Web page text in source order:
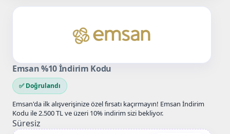
Emsan %10 İndirim Kodu
✅ Doğrulandı
Emsan'da ilk alışverişinize özel fırsatı kaçırmayın! Emsan İndirim
Kodu ile 2.500 TL ve üzeri 10% indirim sizi bekliyor.
Süresiz